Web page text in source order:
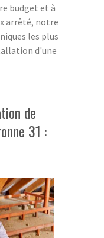
budget et à
arrêté, notre
les plus
d'une
de
31 :